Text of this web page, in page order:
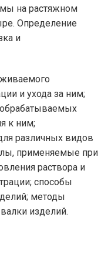
на растяжном
Определение
и
и ухода за ним;
обрабатываемых
к ним;
различных видов
применяемые при
раствора и
способы
методы
изделий.